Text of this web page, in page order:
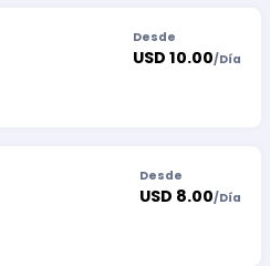
Desde
USD 10.00/Día
Desde
USD 8.00/Día